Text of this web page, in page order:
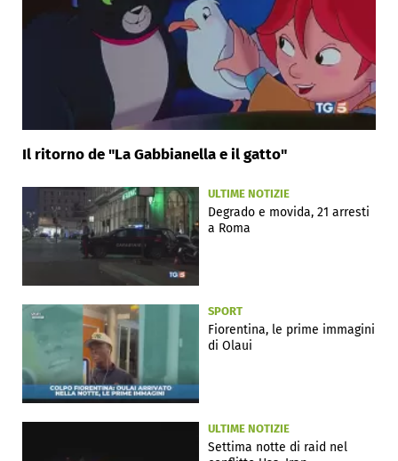
Il ritorno de "La Gabbianella e il gatto"
ULTIME NOTIZIE
Degrado e movida, 21 arresti
a Roma
SPORT
Fiorentina, le prime immagini
di Olaui
ULTIME NOTIZIE
Settima notte di raid nel